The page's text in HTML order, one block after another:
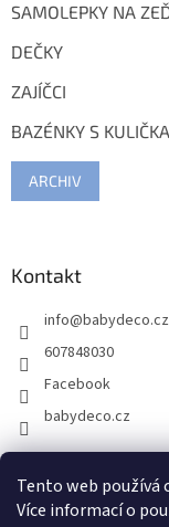
Tento web používá
Více informací o
SAMOLEPKY NA
DEČKY
ZAJÍČCI
BAZÉNKY S
ARCHIV
Kontakt
info@babydeco.cz
607848030
Facebook
babydeco.cz